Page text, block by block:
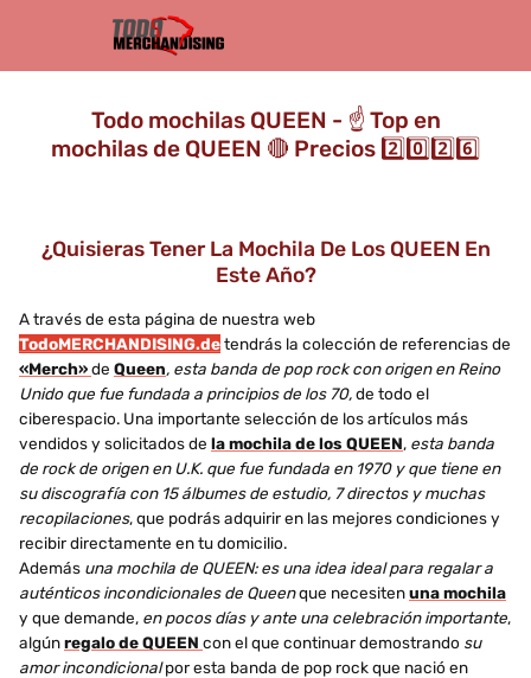
Todo mochilas QUEEN - ☝️ Top en
mochilas de QUEEN 🔴 Precios 2️⃣0️⃣2️⃣6️⃣
¿Quisieras Tener La Mochila De Los QUEEN En
Este Año?
A través de esta página de nuestra web
TodoMERCHANDISING.detendrás la colección de referencias de
«Merch»de Queen, esta banda de pop rock con origen en Reino
Unido que fue fundada a principios de los 70,de todo el
ciberespacio. Una importante selección de los artículos más
vendidos y solicitados de la mochila de los QUEEN, esta banda
de rock de origen en U.K. que fue fundada en 1970 y que tiene en
su discografía con 15 álbumes de estudio, 7 directos y muchas
recopilaciones, que podrás adquirir en las mejores condiciones y
recibir directamente en tu domicilio.
Además una mochila de QUEEN: es una idea ideal para regalar a
auténticos incondicionales de Queenque necesitenuna mochila
y que demande, en pocos días y ante una celebración importante,
algúnregalo de QUEEN con el que continuar demostrando su
amor incondicionalpor esta banda de pop rock que nació en